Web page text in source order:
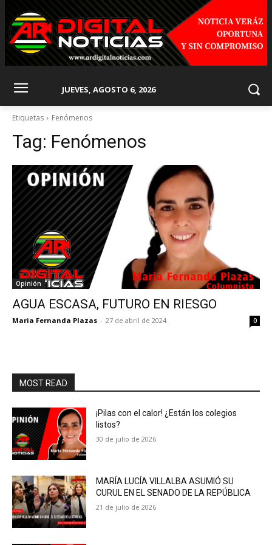
JUEVES, AGOSTO 6, 2026
Etiquetas Fenómenos
Tag: Fenómenos
Opinión
AGUA ESCASA, FUTURO EN RIESGO
Maria Fernanda Plazas - 27 de abril de 2024 0
MOST READ
¡Pilas con el calor! ¿Están los colegios
listos?
30 de julio de 2026
MARÍA LUCÍA VILLALBA ASUMIÓ SU
CURUL EN EL SENADO DE LA REPÚBLICA
21 de julio de 2026